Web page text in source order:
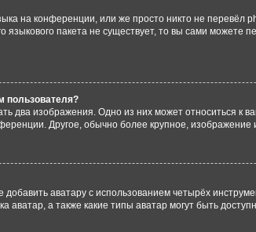
на конференции, или же просто никто не
языкового пакета не существует, то вы сами
пользователя?
два изображения. Одно из них может относиться к
Другое, обычно более крупное, изображение
аватару с использованием четырёх
аватар, а также какие типы аватар могут быть